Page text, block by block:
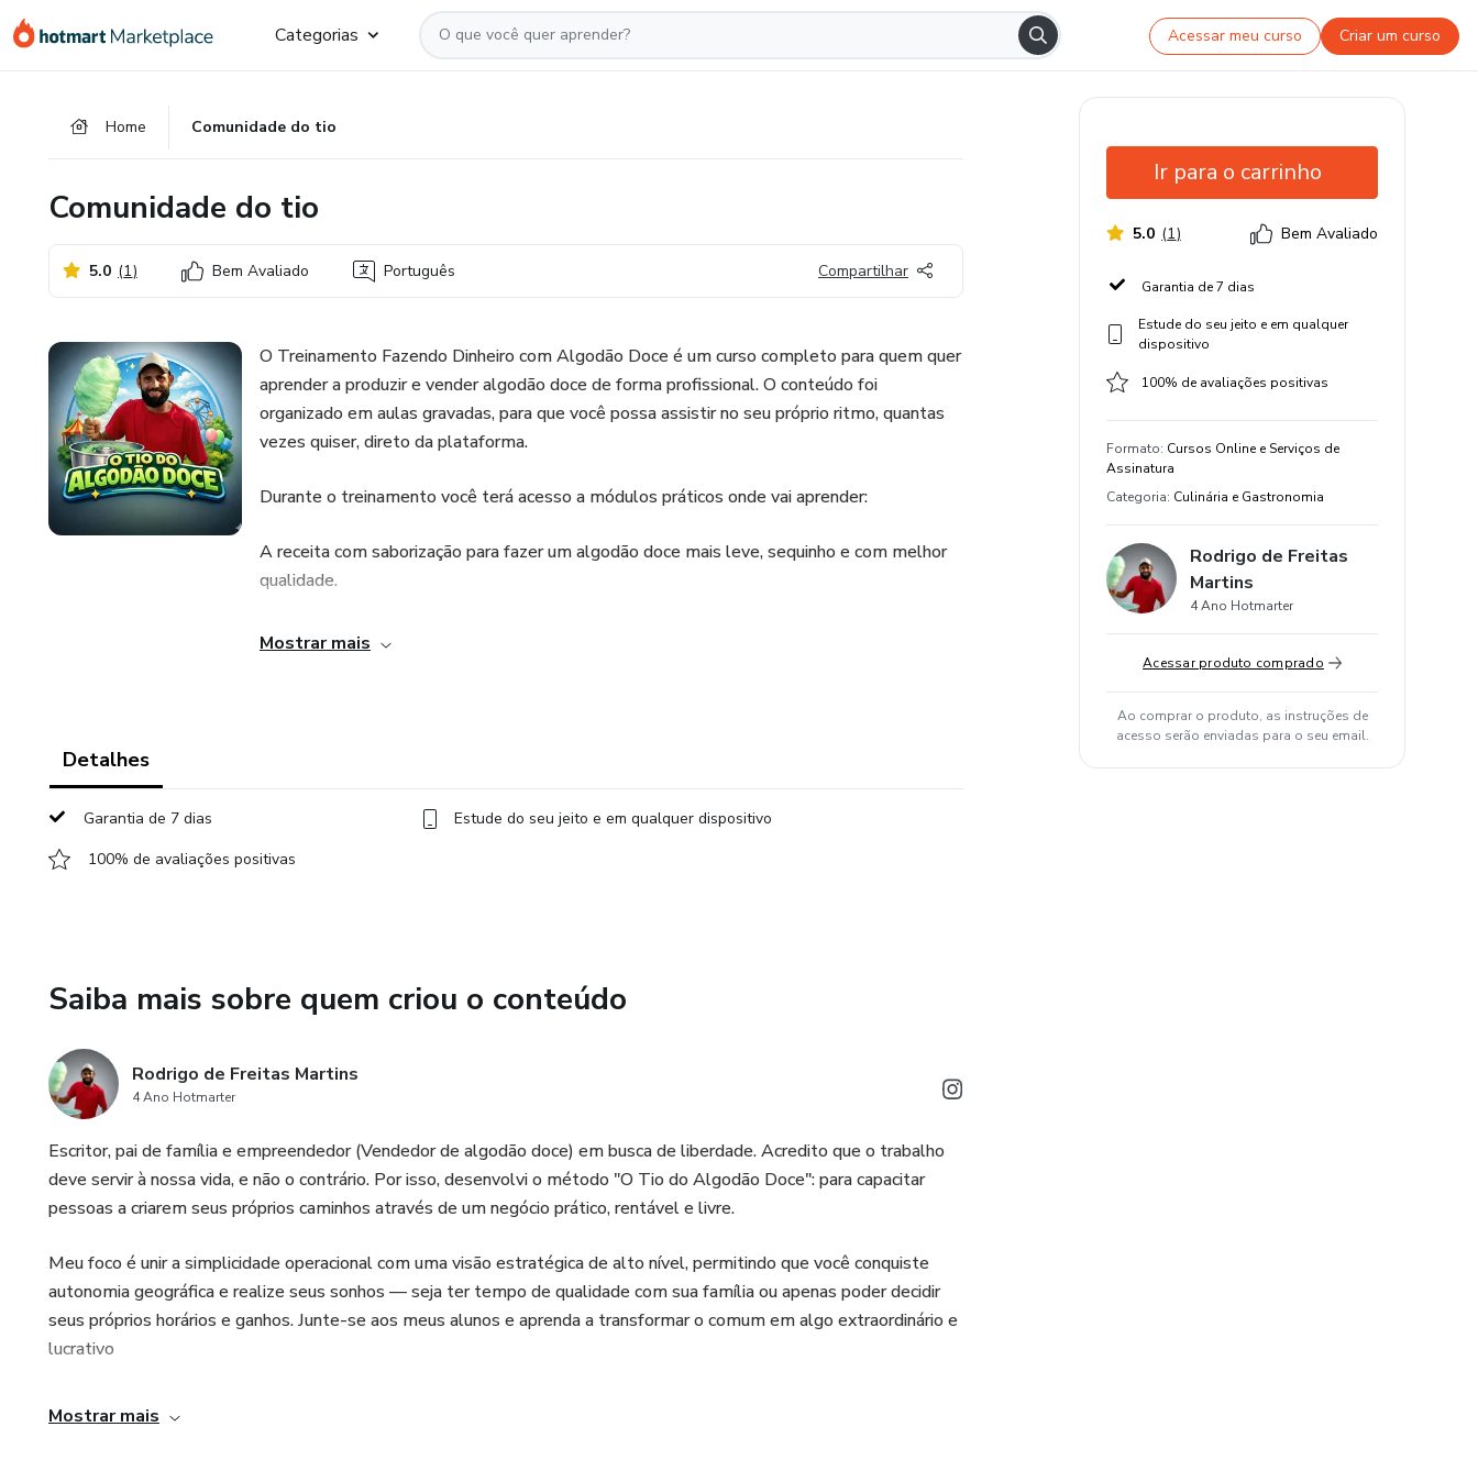
para
para
para
Categorias Acessar meu curso Criar um curso
Home Comunidade do tio
Comunidade do tio
5.0 (1) Bem Avaliado Português Compartilhar
O Treinamento Fazendo Dinheiro com Algodão Doce é um curso completo para quem quer
aprender a produzir e vender algodão doce de forma profissional. O conteúdo foi
organizado em aulas gravadas, para que você possa assistir no seu próprio ritmo, quantas
vezes quiser, direto da plataforma.
Durante o treinamento você terá acesso a módulos práticos onde vai aprender:
A receita com saborização para fazer um algodão doce mais leve, sequinho e com melhor
qualidade.
Manejo correto da máquina, entendendo como usar e evitar erros comuns.
Tabela de precificação e um aplicativo para instalar no celular, que ajuda você a calcular o
Tabela nutricional pronta, para quem deseja vender algodão doce em comércios e
estabelecimentos.
Além das aulas gravadas, o treinamento conta com suporte e acompanhamento, para
Você terá:
Grupo exclusivo de alunos no WhatsApp, para tirar dúvidas, trocar experiências e aprender
Suporte personalizado pelo WhatsApp, onde você pode falar diretamente para receber
orientação e ajuda sempre que precisar.
Mostrar mais
Detalhes
Garantia de 7 dias
Estude do seu jeito e em qualquer dispositivo
100% de avaliações positivas
Saiba mais sobre quem criou o conteúdo
Rodrigo de Freitas Martins
4 Ano Hotmarter
Escritor, pai de família e empreendedor (Vendedor de algodão doce) em busca de liberdade. Acredito que o trabalho
deve servir à nossa vida, e não o contrário. Por isso, desenvolvi o método "O Tio do Algodão Doce": para capacitar
pessoas a criarem seus próprios caminhos através de um negócio prático, rentável e livre.
Meu foco é unir a simplicidade operacional com uma visão estratégica de alto nível, permitindo que você conquiste
autonomia geográfica e realize seus sonhos — seja ter tempo de qualidade com sua família ou apenas poder decidir
seus próprios horários e ganhos. Junte-se aos meus alunos e aprenda a transformar o comum em algo extraordinário e
lucrativo
Mostrar mais
Ir para o carrinho
5.0 (1) Bem Avaliado
Garantia de 7 dias
Estude do seu jeito e em qualquer
dispositivo
100% de avaliações positivas
Formato: Cursos Online e Serviços de
Assinatura
Categoria: Culinária e Gastronomia
Rodrigo de Freitas
Martins
4 Ano Hotmarter
Acessar produto comprado
Ao comprar o produto, as instruções de
acesso serão enviadas para o seu email.